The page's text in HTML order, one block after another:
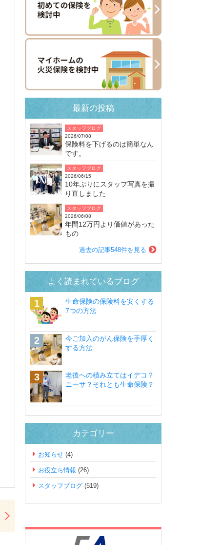
最新の投稿
スタッフブログ
2026/07/08
保険料を下げるのは簡単なん
です。
スタッフブログ
2026/06/15
10年ぶりにスタッフ写真を撮
り直しました
スタッフブログ
2026/06/08
年間12万円より価値があった
もの
過去の記事548件を見る
よく読まれているブログ
生命保険の保険料を安くする
7つの方法
今ご加入のがん保険を手厚く
する方法
老後への積み立てはイデコ？
ニーサ？それとも生命保険？
カテゴリー
お知らせ (4)
お役立ち情報 (26)
スタッフブログ (519)